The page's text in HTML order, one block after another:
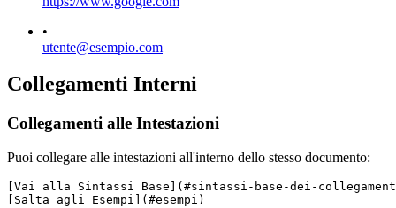
•
utente@esempio.com
Collegamenti Interni
Collegamenti alle Intestazioni
Puoi collegare alle intestazioni all'interno dello stesso documento:
[Vai alla Sintassi Base](#sintassi-base-dei-
[Salta agli Esempi](#esempi)